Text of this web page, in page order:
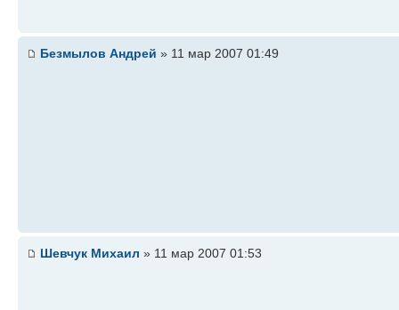
Безмылов Андрей » 11 мар 2007 01:49
Шевчук Михаил » 11 мар 2007 01:53